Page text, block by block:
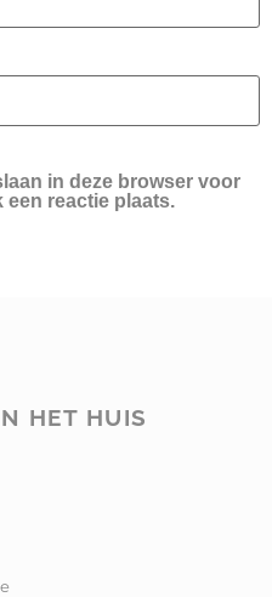
in deze browser voor
een reactie plaats.
HET HUIS